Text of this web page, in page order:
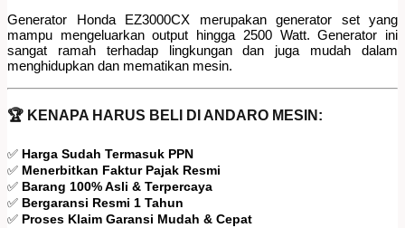
Generator Honda EZ3000CX merupakan generator set yang
mampu mengeluarkan output hingga 2500 Watt. Generator ini
sangat ramah terhadap lingkungan dan juga mudah dalam
menghidupkan dan mematikan mesin.
🏆 KENAPA HARUS BELI DI ANDARO MESIN:
✅ Harga Sudah Termasuk PPN
✅ Menerbitkan Faktur Pajak Resmi
✅ Barang 100% Asli & Terpercaya
✅ Bergaransi Resmi 1 Tahun
✅ Proses Klaim Garansi Mudah & Cepat